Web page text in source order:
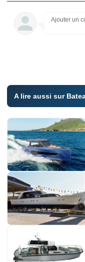
Ajouter un
A lire aussi sur